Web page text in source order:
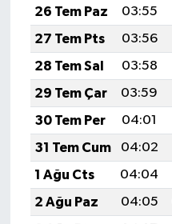
26 Tem Paz
03:55
27 Tem Pts
03:56
28 Tem Sal
03:58
29 Tem Çar
03:59
30 Tem Per
04:01
31 Tem Cum
04:02
1 Ağu Cts
04:04
2 Ağu Paz
04:05